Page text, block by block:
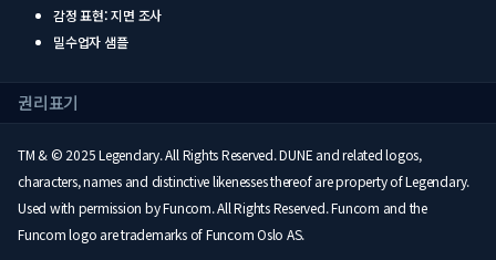
감정 표현: 지면 조사
밀수업자 샘플
권리표기
TM & © 2025 Legendary. All Rights Reserved. DUNE and related logos,
characters, names and distinctive likenesses thereof are property of Legendary.
Used with permission by Funcom. All Rights Reserved. Funcom and the
Funcom logo are trademarks of Funcom Oslo AS.